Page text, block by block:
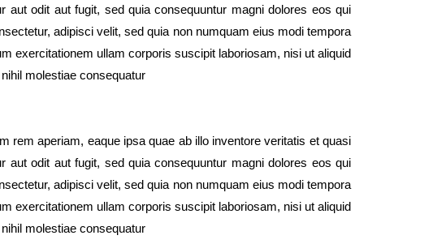
odit aut fugit, sed quia consequuntur magni dolores eos qui
adipisci velit, sed quia non numquam eius modi tempora
exercitationem ullam corporis suscipit laboriosam, nisi ut aliquid
molestiae consequatur
rem aperiam, eaque ipsa quae ab illo inventore veritatis et quasi
odit aut fugit, sed quia consequuntur magni dolores eos qui
adipisci velit, sed quia non numquam eius modi tempora
exercitationem ullam corporis suscipit laboriosam, nisi ut aliquid
molestiae consequatur